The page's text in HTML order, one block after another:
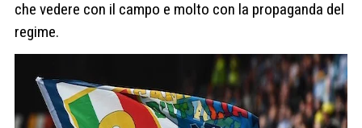
che vedere con il campo e molto con la propaganda del
regime.